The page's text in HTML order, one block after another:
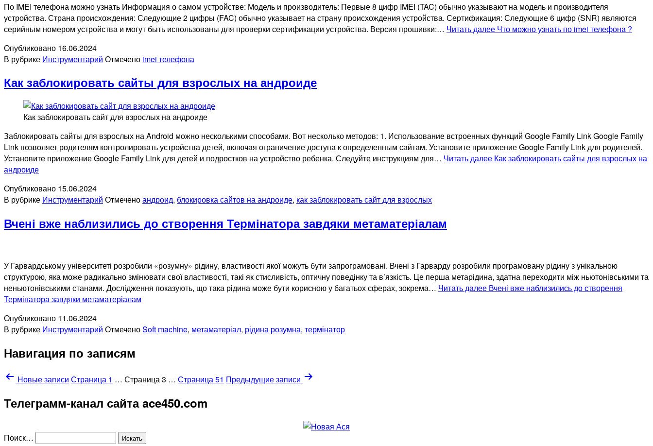
По IMEI телефона можно узнать Информация о самом устройстве: Модель и производитель: Первые 8 цифр IMEI (TAC) обычно указывают на модель и производителя
устройства. Страна происхождения: Следующие 2 цифры (FAC) обычно указывает на страну происхождения устройства. Сертификация: Следующие 6 цифр (SNR) являются
серийным номером устройства и могут быть использованы для проверки сертификации устройства. Версия прошивки:… Читать далее Что можно узнать по imei телефона ?
Опубликовано 16.06.2024
В рубрике Инструментарий Отмечено imei телефона
Как заблокировать сайты для взрослых на андроиде
Как заблокировать сайт для взрослых на андроиде
Заблокировать сайты для взрослых на Android можно несколькими способами. Вот несколько методов: 1. Использование встроенных функций Google Family Link Google Family
Link позволяет родителям контролировать устройства детей, включая ограничение доступа к определенным сайтам. Установите приложение Google Family Link для родителей.
Установите приложение Google Family Link для детей и подростков на устройство ребенка. Следуйте инструкциям для… Читать далее Как заблокировать сайты для взрослых на
андроиде
Опубликовано 15.06.2024
В рубрике Инструментарий Отмеченоандроид, блокировка сайтов на андроиде, как заблокировать сайт для взрослых
Вчені вже наблизились до створення Термінатора завдяки метаматеріалам
У Гарвардському університеті розробили «розумну» рідину, властивості якої можуть бути запрограмовані. Вчені з Гарварду розробили програмовану рідину з унікальною
структурою, яка може радикально змінювати свої властивості, такі як стисливість, оптичну поведінку та в’язкість. Це перша метарідина, здатна переходити між ньютонівськими та
неньютонівськими станами. Дослідження показують, що така рідина може бути корисною у багатьох сферах, зокрема… Читать далее Вчені вже наблизились до створення
Термінатора завдяки метаматеріалам
Опубликовано 11.06.2024
В рубрике Инструментарий ОтмеченоSoft machine, метаматеріал, рідина розумна, термінатор
Навигация по записям
Новыезаписи Страница 1 … Страница 3 … Страница 51 Предыдущиезаписи
Телеграмм-канал сайта ace450.com
Поиск…